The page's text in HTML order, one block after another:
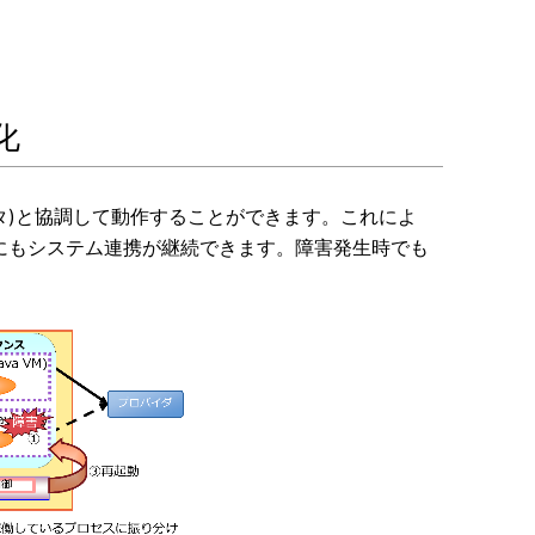
と協調して動作することができます。これによ
システム連携が継続できます。障害発生時でも